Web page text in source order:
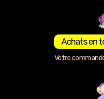
Achats en
Votre